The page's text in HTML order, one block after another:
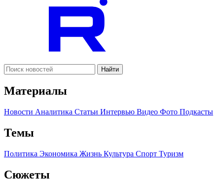
Найти
Материалы
Новости Аналитика Статьи Интервью Видео Фото Подкасты
Темы
Политика Экономика Жизнь Культура Спорт Туризм
Сюжеты